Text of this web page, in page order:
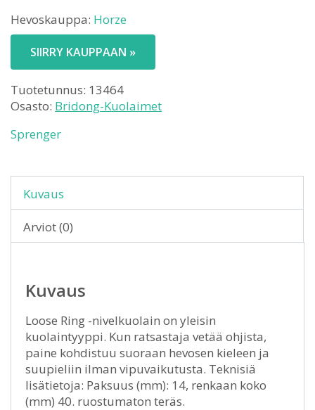
Hevoskauppa: Horze
SIIRRY KAUPPAAN »
Tuotetunnus: 13464
Osasto: Bridong-Kuolaimet
Sprenger
Kuvaus
Arviot (0)
Kuvaus
Loose Ring -nivelkuolain on yleisin
kuolaintyyppi. Kun ratsastaja vetää ohjista,
paine kohdistuu suoraan hevosen kieleen ja
suupieliin ilman vipuvaikutusta. Teknisiä
lisätietoja: Paksuus (mm): 14, renkaan koko
(mm) 40. ruostumaton teräs.